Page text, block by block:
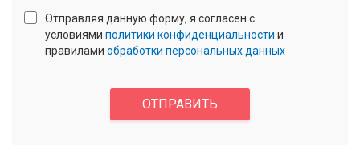
Текст
вопроса
Отправляя данную форму, я согласен с
условиями политики конфиденциальности и
правилами обработки персональных данных
ОТПРАВИТЬ